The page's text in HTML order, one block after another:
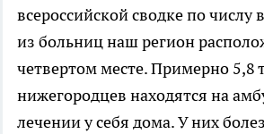
всероссийской сводке по
из больниц наш регион
четвертом месте. Примерно 5,8
нижегородцев находятся на
лечении у себя дома. У них